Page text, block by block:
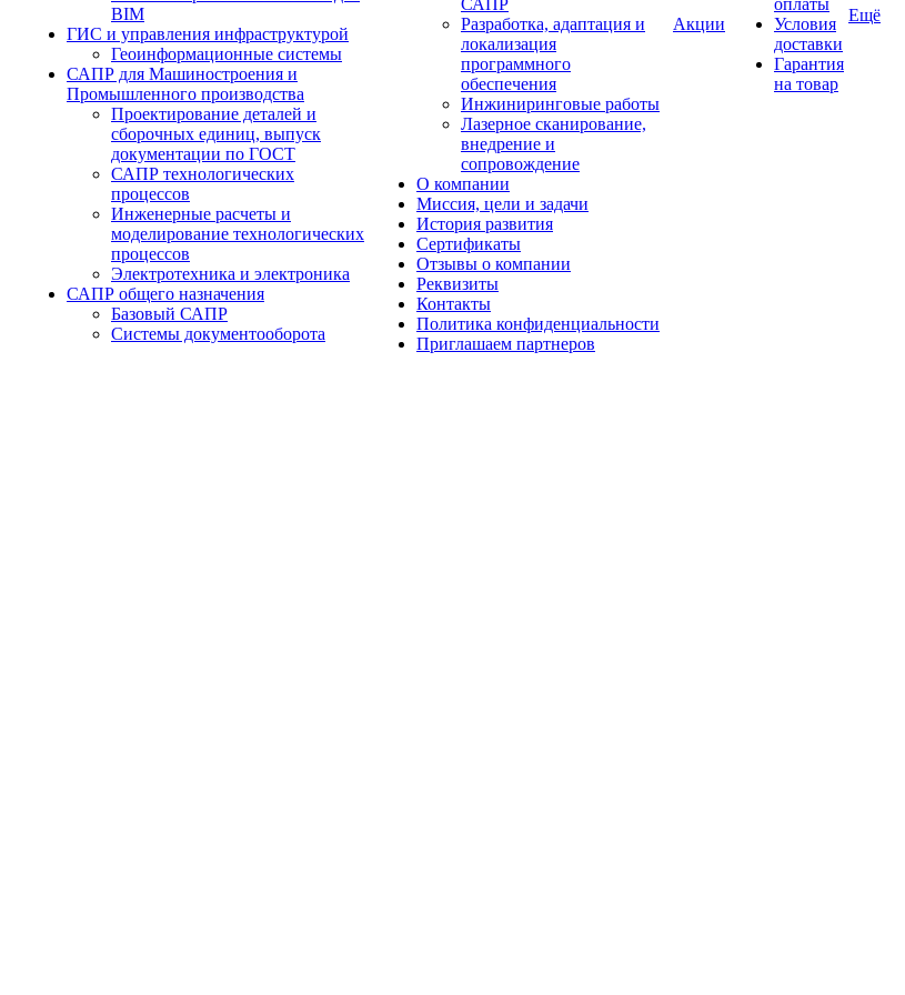
BIM
ГИС и управления инфраструктурой
Геоинформационные системы
САПР для Машиностроения и
Промышленного производства
Проектирование деталей и
сборочных единиц, выпуск
документации по ГОСТ
САПР технологических
процессов
Инженерные расчеты и
моделирование технологических
процессов
Электротехника и электроника
САПР общего назначения
Базовый САПР
Системы документооборота
САПР
Разработка, адаптация и
локализация
программного
обеспечения
Инжиниринговые работы
Лазерное сканирование,
внедрение и
сопровождение
О компании
Миссия, цели и задачи
История развития
Сертификаты
Отзывы о компании
Реквизиты
Контакты
Политика конфиденциальности
Приглашаем партнеров
Акции
оплаты
Условия
доставки
Гарантия
на товар
Ещё